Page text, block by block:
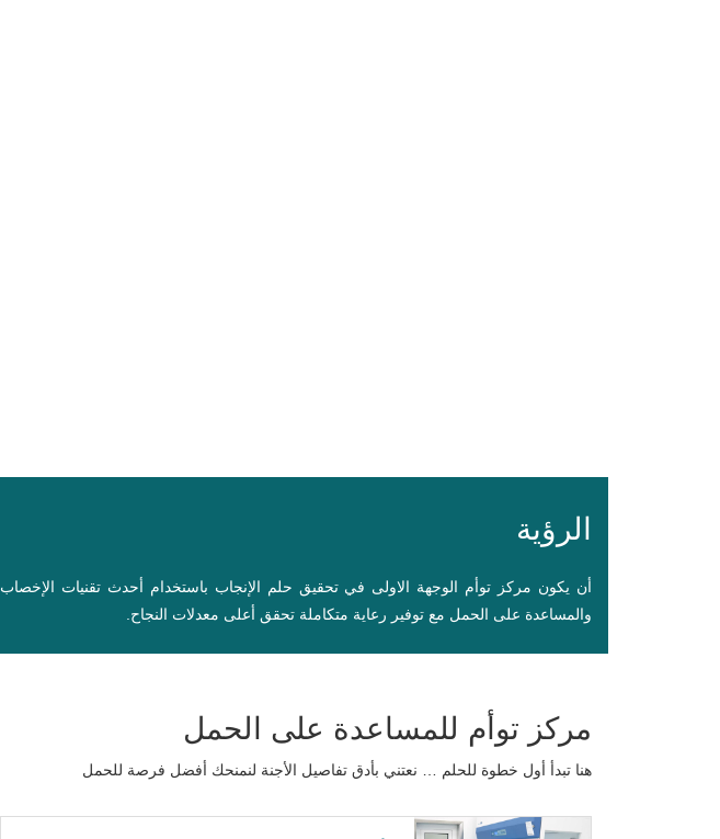
الرؤية
أن يكون مركز توأم الوجهة الاولى في تحقيق حلم الإنجاب باستخدام أحدث تقنيات الإخصاب
والمساعدة على الحمل مع توفير رعاية متكاملة تحقق أعلى معدلات النجاح.
مركز توأم للمساعدة على الحمل
هنا تبدأ أول خطوة للحلم … نعتني بأدق تفاصيل الأجنة لنمنحك أفضل فرصة للحمل